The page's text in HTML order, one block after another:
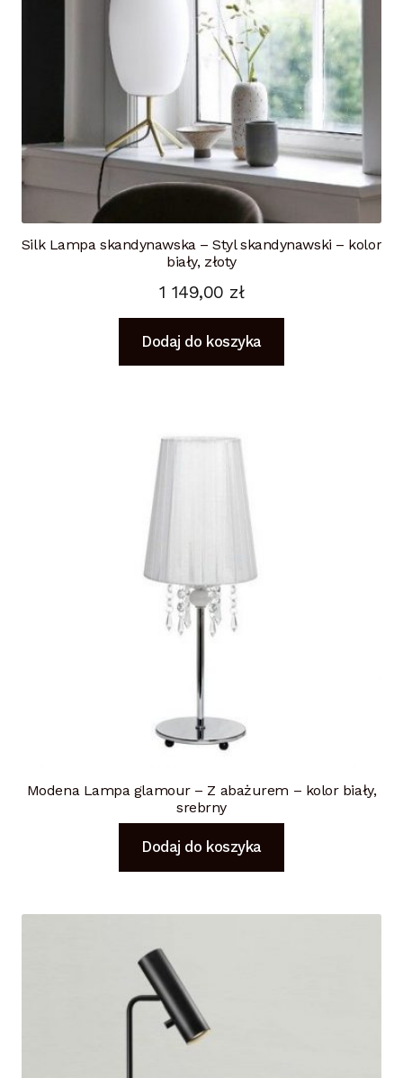
Silk Lampa skandynawska – Styl skandynawski – kolor
biały, złoty
1 149,00 zł
Dodaj do koszyka
Modena Lampa glamour – Z abażurem – kolor biały,
srebrny
Dodaj do koszyka